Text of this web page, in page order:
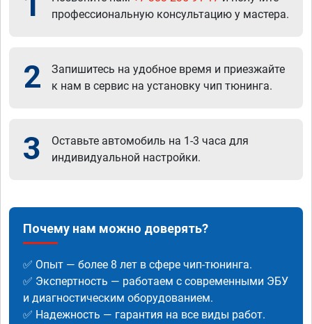
профессиональную консультацию у мастера.
2
Запишитесь на удобное время и приезжайте
к нам в сервис на установку чип тюнинга.
3
Оставьте автомобиль на 1-3 часа для
индивидуальной настройки.
Почему нам можно доверять?
✅ Опыт — более 8 лет в сфере чип-тюнинга.
✅ Экспертность — работаем с современными ЭБУ
и диагностическим оборудованием.
✅ Надежность — гарантия на все виды работ.